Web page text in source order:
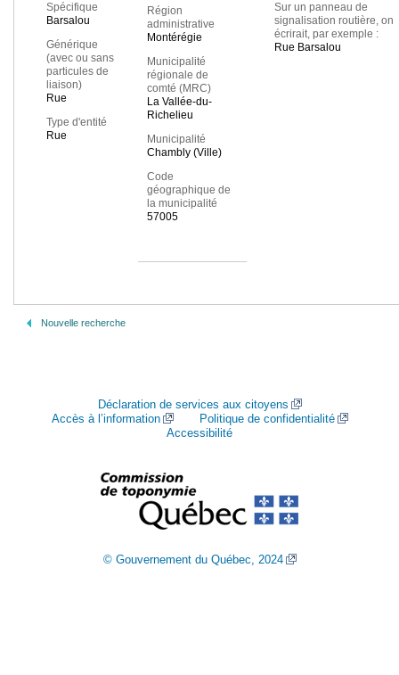
Spécifique
Barsalou
Générique
(avec ou sans
particules de
liaison)
Rue
Type d'entité
Rue
Région
administrative
Montérégie
Municipalité
régionale de
comté (MRC)
La Vallée-du-
Richelieu
Municipalité
Chambly (Ville)
Code
géographique de
la municipalité
57005
Sur un panneau de
signalisation routière, on
écrirait, par exemple :
Rue Barsalou
Nouvelle recherche
Déclaration de services aux citoyens
Accès à l’information
Politique de confidentialité
Accessibilité
© Gouvernement du Québec, 2024